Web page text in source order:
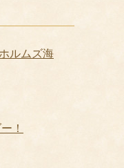
ルムズ海
！